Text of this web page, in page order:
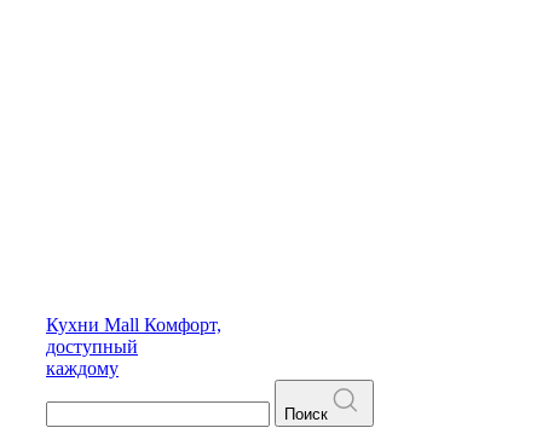
Кухни Mall Комфорт,
доступный
каждому
Поиск